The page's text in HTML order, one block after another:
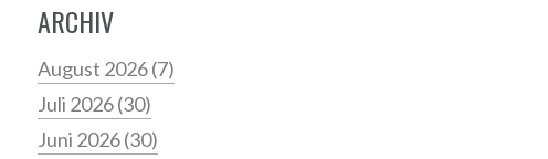
ARCHIV
August 2026(7)
Juli 2026(30)
Juni 2026(30)